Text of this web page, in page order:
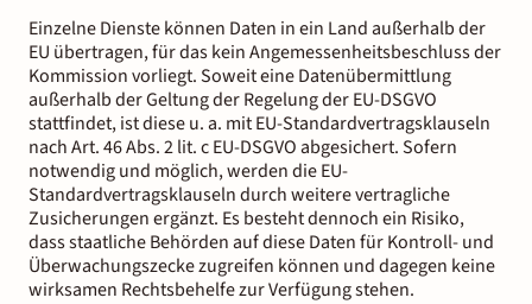
Einzelne Dienste können Daten in ein Land außerhalb der
EU übertragen, für das kein Angemessenheitsbeschluss der
Kommission vorliegt. Soweit eine Datenübermittlung
außerhalb der Geltung der Regelung der EU-DSGVO
stattfindet, ist diese u. a. mit EU-Standardvertragsklauseln
nach Art. 46 Abs. 2 lit. c EU-DSGVO abgesichert. Sofern
notwendig und möglich, werden die EU-
Standardvertragsklauseln durch weitere vertragliche
Zusicherungen ergänzt. Es besteht dennoch ein Risiko,
dass staatliche Behörden auf diese Daten für Kontroll- und
Überwachungszecke zugreifen können und dagegen keine
wirksamen Rechtsbehelfe zur Verfügung stehen.